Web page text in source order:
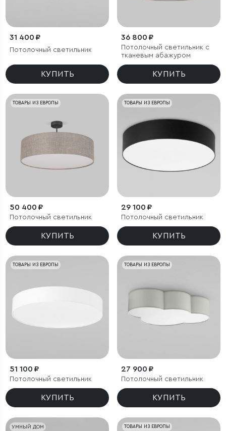
31 400 ₽
Потолочный светильник
КУПИТЬ
36 800 ₽
Потолочный светильник с
тканевым абажуром
КУПИТЬ
ТОВАРЫ ИЗ ЕВРОПЫ
50 400 ₽
Потолочный светильник
КУПИТЬ
ТОВАРЫ ИЗ ЕВРОПЫ
29 100 ₽
Потолочный светильник
КУПИТЬ
ТОВАРЫ ИЗ ЕВРОПЫ
51 100 ₽
Потолочный светильник
КУПИТЬ
ТОВАРЫ ИЗ ЕВРОПЫ
27 900 ₽
Потолочный светильник
КУПИТЬ
УМНЫЙ ДОМ ТОВАРЫ ИЗ ЕВРОПЫ